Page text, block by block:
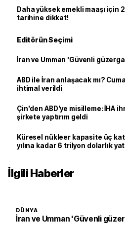
Daha yüksek emekli maaşı için
tarihine dikkat!
Editörün Seçimi
İran ve Umman 'Güvenli
ABD ile İran anlaşacak mı?
ihtimal verildi
Çin'den ABD'ye misilleme: İHA
şirkete yaptırım geldi
Küresel nükleer kapasite üç
yılına kadar 6 trilyon dolarlık
İlgili Haberler
DÜNYA
İran ve Umman 'Güvenli